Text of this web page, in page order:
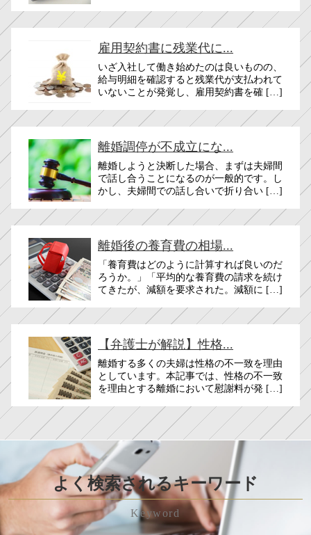
雇用契約書に残業代に...
いざ入社して働き始めたのは良いものの、
給与明細を確認すると残業代が支払われて
いないことが発覚し、雇用契約書を確 […]
離婚調停が不成立にな...
離婚しようと決断した場合、まずは夫婦間
で話し合うことになるのが一般的です。し
かし、夫婦間での話し合いで折り合い […]
離婚後の養育費の相場...
「養育費はどのように計算すれば良いのだ
ろうか。」「平均的な養育費の請求を続け
てきたが、減額を要求された。減額に […]
【弁護士が解説】性格...
離婚する多くの夫婦は性格の不一致を理由
としています。本記事では、性格の不一致
を理由とする離婚において慰謝料が発 […]
よく検索されるキーワード
Keyword